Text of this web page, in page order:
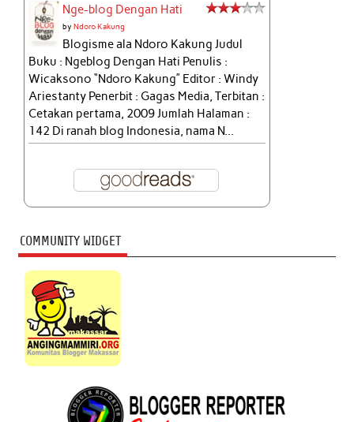
Nge-blog Dengan Hati
byNdoro Kakung
Blogisme ala Ndoro Kakung Judul
Buku : Ngeblog Dengan Hati Penulis :
Wicaksono “Ndoro Kakung” Editor : Windy
Ariestanty Penerbit : Gagas Media, Terbitan :
Cetakan pertama, 2009 Jumlah Halaman :
142 Di ranah blog Indonesia, nama N...
COMMUNITY WIDGET